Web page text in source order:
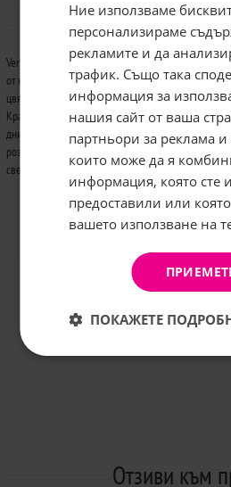
Versace Bright Crystal, новия свеж, цветен аромат.
от нар, леден акорд, ярки нотки на узо,
цвят на лотус. Базисните нотки на аромата са
Крайният резултат е превъзходен летен аромат,
дни. Разкошният флакон е изработен от
розовата течност. Външната опаковка също е в
свежестта на аромата. Лансиран през 2006
Отзиви към
Ние използваме
персонализираме
рекламите и да
трафик. Също така
информация за
нашия сайт от ваша
партньори за реклама
които може да я
информация, която сте
предоставили или
вашето използване на
ПОКАЖЕТЕ
Абонирайте се за
грабнете-5%
Не,